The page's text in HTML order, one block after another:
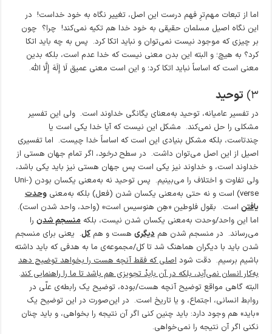
اما از تبعات مهم‌ترِ فهم درست این اصل، تغییر نگاه به خود خداست! در
این نگاه اصیل مسلمان حقیقی به خود خدا هم تکیه نمی‌کند! چرا؟ چون
بر چیزی که موجود نیست نمی‌توان و نباید اتکا کرد. پس به چه باید اتکا
کرد؟ به هیچ؛ و البته این بدن معنی نیست که خدا عدم است، بلکه بدین
معنی است که اساساً نباید اتکا کرد؛ و این است معنی عمیق لَا إِلَهَ إِلَّا اللَّه.
۳) توحید
در تفسیر عامیانه، توحید به‌معنای یگانگی خداوند است. ولی این تفسیر
مشکلی را حل نمی‌کند. مشکل این نیست که آیا خدا یکی است یا
چندتاست، بلکه مشکل بنیادی این است که اساساً خدا چیست. اما تفسیری
اصیل از این اصل می‌توان داشت. در سطحدرخود، اگر تمام جهان هستی از
خداوند است، و خداوند نیز یکی است پس جهان هستی نیز باید یکی باشد،
ولی تفاوت و اختلاف را می‌بینیم. پس توحید نه به‌معنی یکسان بودن (Uni-
verse) است و نه حتی به‌معنی یکسان شدن (فعل) بلکه به‌معنی
وحدت
یافتن است. بقول فلوطین «هِن هنوسیس است» (واحد، واحد شدن است).
اما این واحد/وحدت به‌معنی یکسان شدن نیست، بلکهمنسجم شدن را
می‌رساند. در منسجم شدن همدیگری هست و همکل. یعنی برای منسجم
شدن باید با دیگران هماهنگ شد تا کل/مجموعه‌ی ما به هدفی که باید داشته
باشیم برسیم. دقت شوداصلی که فقط آنچه هست را بخواهد توضیح دهد
به‌کار انسان نمی‌آید، بلکه در آن بایدْ تجویزی هم باشد تا ما را راهنمایی کند.
البته گاهی مواقع توضیح آنچه هست/بوده، توضیح یک رابطه‌ی علّی در
روابط انسانی، اجتماع، و یا تاریخ است. در این‌صورت در این توضیح یک
«باید» هم وجود دارد: باید چنین کنی اگر آن نتیجه را بخواهی، و باید چنان
نکنی اگر آن نتیجه را نمی‌خواهی.